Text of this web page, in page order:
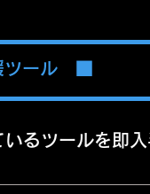
ール ■
るツールを即入